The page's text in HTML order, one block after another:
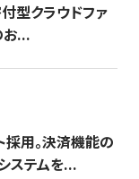
型クラウドファ
お...
採用。決済機能の
ステムを...